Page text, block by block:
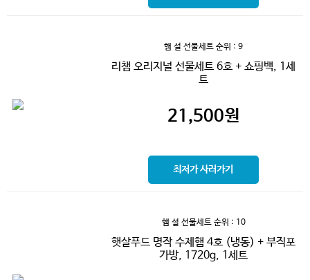
햄 설 선물세트 순위 : 9
리챔 오리지널 선물세트 6호 + 쇼핑백, 1세
트
21,500원
최저가 사러가기
햄 설 선물세트순위 : 10
햇살푸드 명작 수제햄 4호 (냉동) + 부직포
가방, 1720g, 1세트